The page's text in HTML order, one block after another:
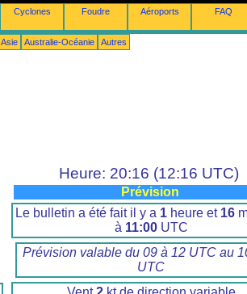
Cyclones Foudre Aéroports FAQ
Asie Australie-Océanie Autres
Heure: 20:16 (12:16 UTC)
Prévision
Le bulletin a été fait il y a 1 heure et 16
à 11:00UTC
Prévision valable du 09 à 12 UTC au
UTC